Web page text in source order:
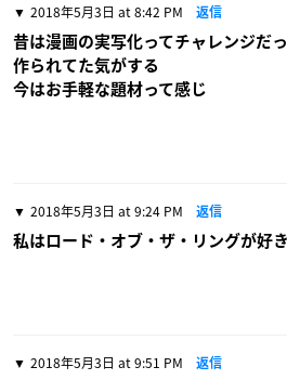
2018年5月3日 at 8:42 PM 返信
昔は漫画の実写化ってチャレンジだ
作られてた気がする
今はお手軽な題材って感じ
2018年5月3日 at 9:24 PM 返信
私はロード・オブ・ザ・リングが好き
2018年5月3日 at 9:51 PM 返信